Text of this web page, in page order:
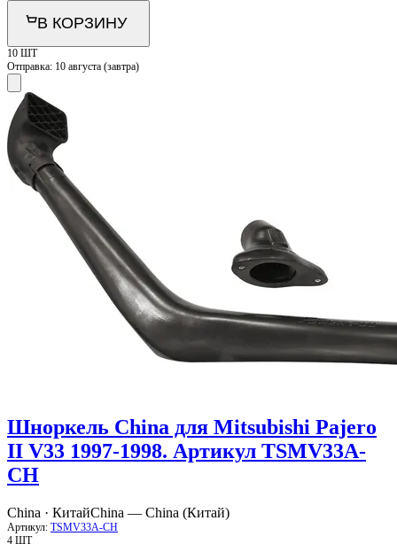
В КОРЗИНУ
10 ШТ
Отправка: 10 августа (завтра)
Шноркель China для Mitsubishi Pajero
II V33 1997-1998. Артикул TSMV33A-
CH
China · КитайChina — China (Китай)
Артикул: TSMV33A-CH
4 ШТ